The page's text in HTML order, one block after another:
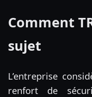
Comment
sujet
L’entreprise
renfort de